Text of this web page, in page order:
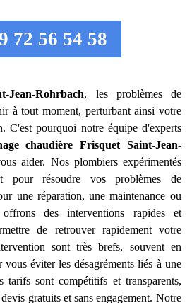
56 54 58
Jean-Rohrbach, les problèmes de
à tout moment, perturbant ainsi votre
C'est pourquoi notre équipe d'experts
chaudière Frisquet Saint-Jean-
aider. Nos plombiers expérimentés
pour résoudre vos problèmes de
une réparation, une maintenance ou
des interventions rapides et
de retrouver rapidement votre
sont très brefs, souvent en
éviter les désagréments liés à une
tarifs sont compétitifs et transparents,
gratuits et sans engagement. Notre